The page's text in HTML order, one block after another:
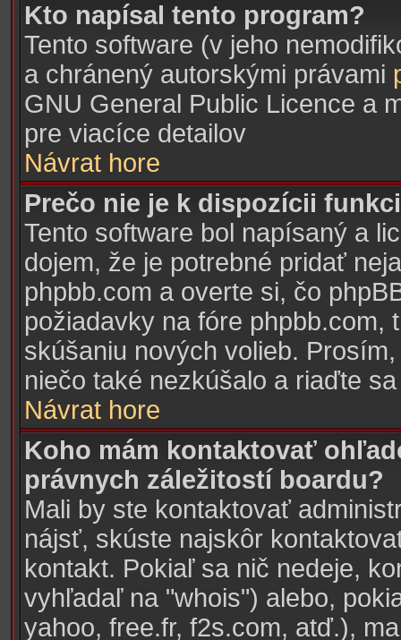
Kto napísal tento program?
Tento software (v jeho
a chránený autorskými právami
GNU General Public Licence a
pre viacíce detailov
Návrat hore
Prečo nie je k dispozícii
Tento software bol napísaný a
dojem, že je potrebné pridať
phpbb.com a overte si, čo
požiadavky na fóre
skúšaniu nových volieb.
niečo také nezkúšalo a riaďte
Návrat hore
Koho mám kontaktovať
právnych záležitostí boardu?
Mali by ste kontaktovať
nájsť, skúste najskôr
kontakt. Pokiaľ sa nič nedeje,
vyhľadaľ na "whois") alebo,
yahoo, free.fr, f2s.com, atď.),